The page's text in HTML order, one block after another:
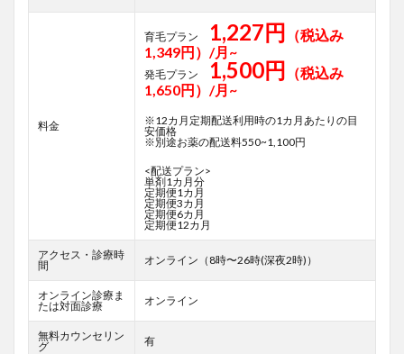
料金
育毛プラン 1,227円 （税込み
1,349円）/月~
発毛プラン 1,500円 （税込み
1,650円）/月~
※12カ月定期配送利用時の1カ月あたりの目
安価格
※別途お薬の配送料550~1,100円
<配送プラン>
単剤1カ月分
定期便1カ月
定期便3カ月
定期便6カ月
定期便12カ月
アクセス・診療時
間
オンライン（8時〜26時(深夜2時)）
オンライン診療ま
たは対面診療
オンライン
無料カウンセリン
グ
有